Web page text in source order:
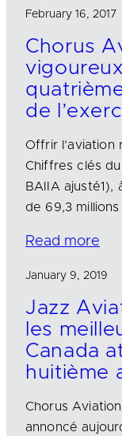
February 16, 2017
Chorus
de
Offrir l’aviation
Chiffres clés
BAIIA ajusté1),
de 69,3
Read more
January 9, 2019
Jazz
les
Canada
huitième
Chorus
annoncé